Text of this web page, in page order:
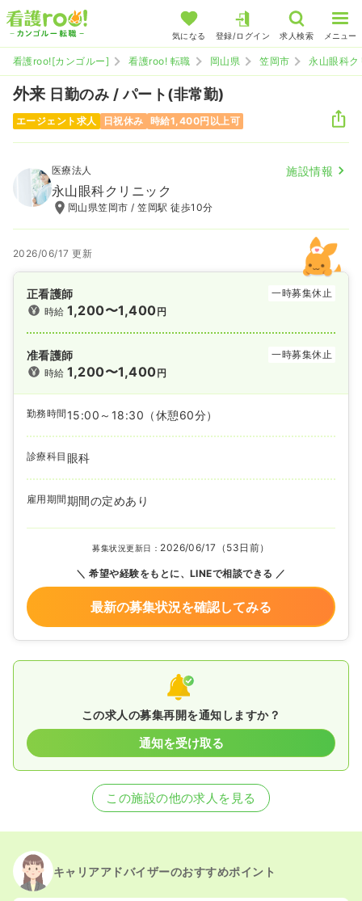
気になる 登録/ログイン 求人検索 メニュー
看護roo![カンゴルー] 看護roo! 転職 岡山県 笠岡市 永山眼科
外来 日勤のみ / パート(非常勤)
エージェント求人 日祝休み 時給1,400円以上可
医療法人 施設情報
永山眼科クリニック
岡山県笠岡市 / 笠岡駅 徒歩10分
2026/06/17 更新
正看護師
一時募集休止
時給1,200〜1,400円
准看護師
一時募集休止
時給1,200〜1,400円
勤務時間 15:00～18:30 （休憩60分）
診療科目 眼科
雇用期間期間の定めあり
募集状況更新日： 2026/06/17（53日前）
希望や経験をもとに、LINEで相談できる
最新の募集状況を確認してみる
この求人の募集再開を通知しますか？
通知を受け取る
この施設の他の求人を見る
キャリアアドバイザーのおすすめポイント